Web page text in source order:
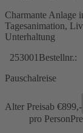
Charmante Anlage
Tagesanimation,
Unterhaltung
253001 Bestellnr.:
Pauschalreise
Alter Preisab €899,-
pro Person